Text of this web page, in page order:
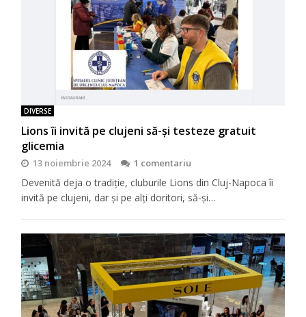
DIVERSE
Lions îi invită pe clujeni să-şi testeze gratuit
glicemia
13 noiembrie 2024 1 comentariu
Devenită deja o tradiţie, cluburile Lions din Cluj-Napoca îi
invită pe clujeni, dar şi pe alţi doritori, să-şi…